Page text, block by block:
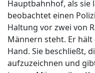
Hauptbahnhof, als sie
beobachtet einen
Haltung vor zwei von
Männern steht. Er
Hand. Sie beschließt,
aufzuzeichnen und